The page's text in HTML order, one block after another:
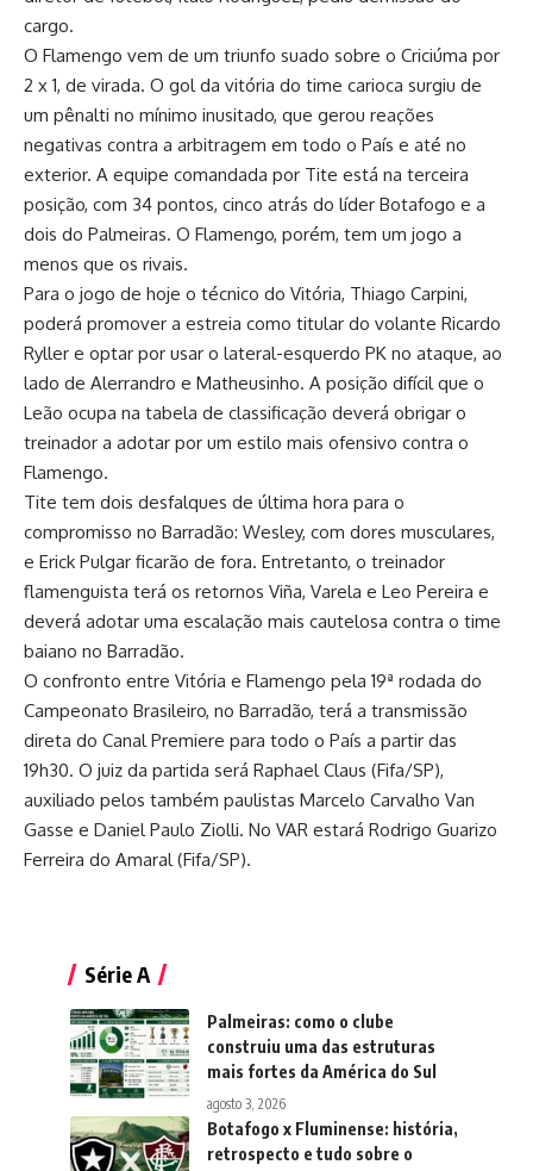
cargo.
O Flamengo vem de um triunfo suado sobre o Criciúma por
2 x 1, de virada. O gol da vitória do time carioca surgiu de
um pênalti no mínimo inusitado, que gerou reações
negativas contra a arbitragem em todo o País e até no
exterior. A equipe comandada por Tite está na terceira
posição, com 34 pontos, cinco atrás do líder Botafogo e a
dois do Palmeiras. O Flamengo, porém, tem um jogo a
menos que os rivais.
Para o jogo de hoje o técnico do Vitória, Thiago Carpini,
poderá promover a estreia como titular do volante Ricardo
Ryller e optar por usar o lateral-esquerdo PK no ataque, ao
lado de Alerrandro e Matheusinho. A posição difícil que o
Leão ocupa na tabela de classificação deverá obrigar o
treinador a adotar por um estilo mais ofensivo contra o
Flamengo.
Tite tem dois desfalques de última hora para o
compromisso no Barradão: Wesley, com dores musculares,
e Erick Pulgar ficarão de fora. Entretanto, o treinador
flamenguista terá os retornos Viña, Varela e Leo Pereira e
deverá adotar uma escalação mais cautelosa contra o time
baiano no Barradão.
O confronto entre Vitória e Flamengo pela 19ª rodada do
Campeonato Brasileiro, no Barradão, terá a transmissão
direta do Canal Premiere para todo o País a partir das
19h30. O juiz da partida será Raphael Claus (Fifa/SP),
auxiliado pelos também paulistas Marcelo Carvalho Van
Gasse e Daniel Paulo Ziolli. No VAR estará Rodrigo Guarizo
Ferreira do Amaral (Fifa/SP).
Série A
Palmeiras: como o clube
construiu uma das estruturas
mais fortes da América do Sul
agosto 3, 2026
Botafogo x Fluminense: história,
retrospecto e tudo sobre o